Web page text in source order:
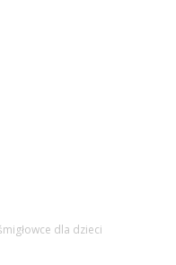
dla dzieci